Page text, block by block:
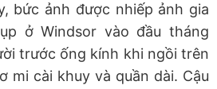
bức ảnh được nhiếp ảnh gia
ở Windsor vào đầu tháng
trước ống kính khi ngồi trên
mi cài khuy và quần dài. Cậu